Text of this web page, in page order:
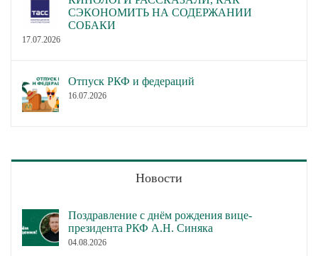
СЭКОНОМИТЬ НА СОДЕРЖАНИИ
СОБАКИ
17.07.2026
Отпуск РКФ и федераций
16.07.2026
Новости
Поздравление с днём рождения вице-
президента РКФ А.Н. Синяка
04.08.2026